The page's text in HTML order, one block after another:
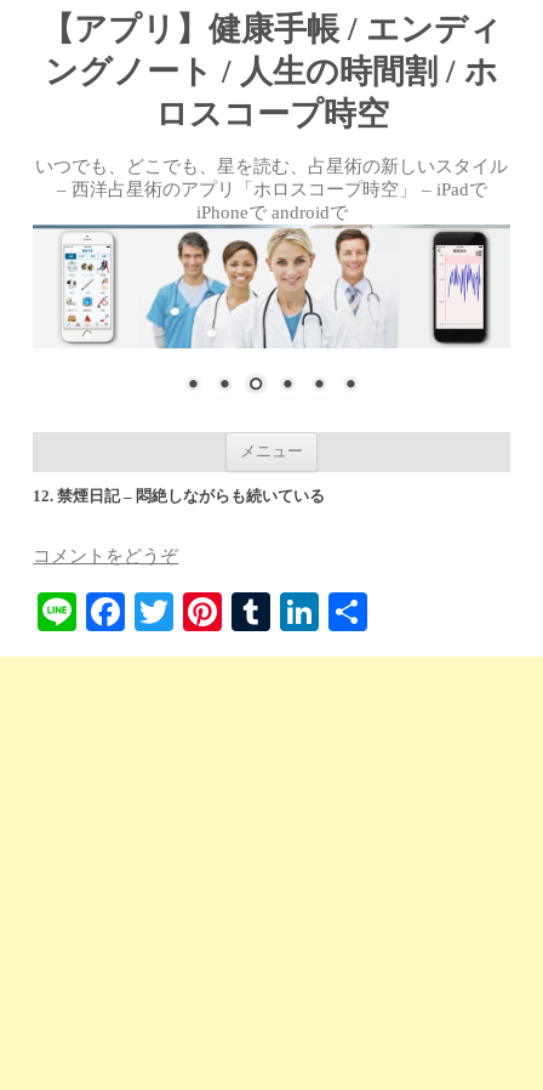
【アプリ】健康手帳 / エンディ
ングノート / 人生の時間割 / ホ
ロスコープ時空
いつでも、どこでも、星を読む、占星術の新しいスタイル
– 西洋占星術のアプリ「ホロスコープ時空」 – iPadで
iPhoneで androidで
メニュー
12. 禁煙日記 – 悶絶しながらも続いている
コメントをどうぞ
Li
ne
Fa
ce
T
wi
Pi
nt
T
u
Li
nk 有